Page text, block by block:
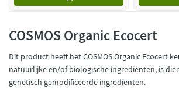
COSMOS Organic Ecocert
Dit product heeft het COSMOS Organic Ecocert
natuurlijke en/of biologische ingrediënten, is
genetisch gemodificeerde ingrediënten.